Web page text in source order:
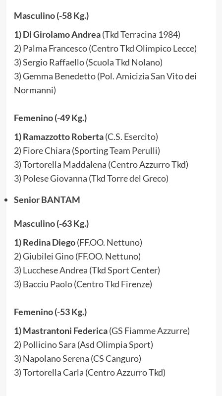
Masculino (-58 Kg.)
1) Di Girolamo Andrea(Tkd Terracina 1984)
2) Palma Francesco (Centro Tkd Olimpico Lecce)
3) Sergio Raffaello (Scuola Tkd Nolano)
3) Gemma Benedetto (Pol. Amicizia San Vito dei
Normanni)
Femenino (-49 Kg.)
1) Ramazzotto Roberta(C.S. Esercito)
2) Fiore Chiara (Sporting Team Perulli)
3) Tortorella Maddalena (Centro Azzurro Tkd)
3) Polese Giovanna (Tkd Torre del Greco)
Senior BANTAM
Masculino (-63 Kg.)
1) Redina Diego(FF.OO. Nettuno)
2) Giubilei Gino (FF.OO. Nettuno)
3) Lucchese Andrea (Tkd Sport Center)
3) Bacciu Paolo (Centro Tkd Firenze)
Femenino (-53 Kg.)
1) Mastrantoni Federica(GS Fiamme Azzurre)
2) Pollicino Sara (Asd Olimpia Sport)
3) Napolano Serena (CS Canguro)
3) Tortorella Carla (Centro Azzurro Tkd)